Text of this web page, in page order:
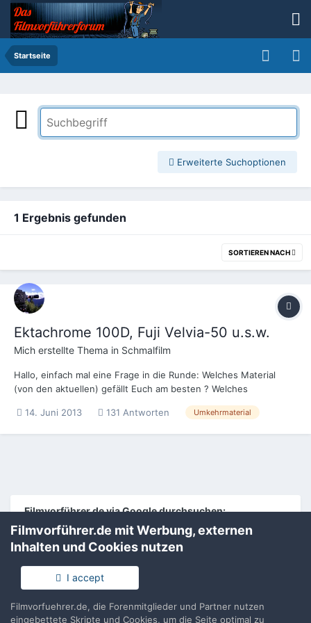
Startseite
Erweiterte Suchoptionen
1 Ergebnis gefunden
SORTIEREN NACH
Ektachrome 100D, Fuji Velvia-50 u.s.w.
Mich erstellte Thema in Schmalfilm
Hallo, einfach mal eine Frage in die Runde: Welches Material
(von den aktuellen) gefällt Euch am besten ? Welches
unbedingt beachten)
14. Juni 2013 131 Antworten Umkehrmaterial
Filmvorführer.de via Google durchsuchen:
Nutzungsbedingungen
Realisierung: IN-Solution
Powered by Invision Community
Filmvorführer.de mit Werbung, externen
Inhalten und Cookies nutzen
I accept
Filmvorfuehrer.de, die Forenmitglieder und Partner nutzen
eingebettete Skripte und Cookies, um die Seite optimal zu